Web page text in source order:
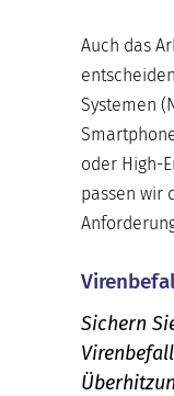
Auch das
Systemen
oder High-
passen wir
Sichern